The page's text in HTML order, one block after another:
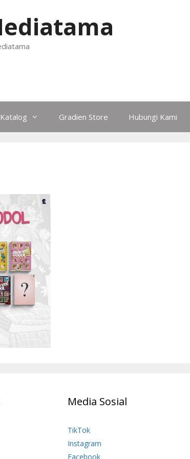
Katalog Gradien Store Hubungi Kami
Media Sosial
TikTok
Instagram
Facebook